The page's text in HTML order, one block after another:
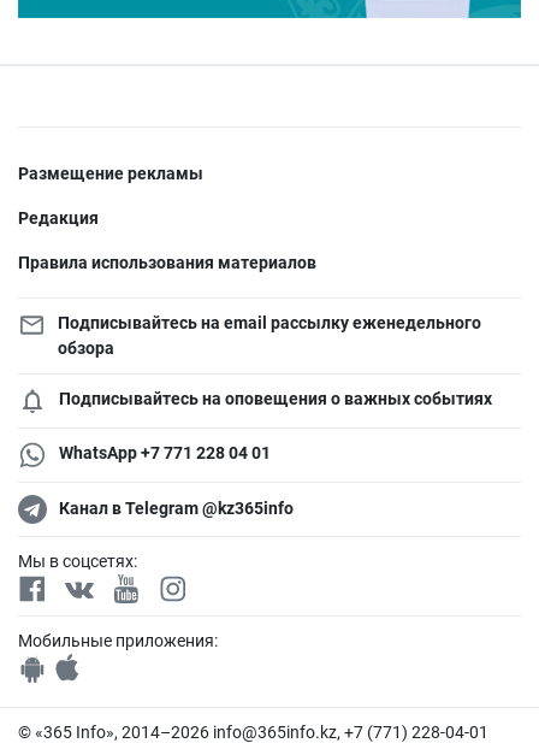
Размещение рекламы
Редакция
Правила использования материалов
Подписывайтесь на email рассылку еженедельного
обзора
Подписывайтесь на оповещения о важных событиях
WhatsApp +7 771 228 04 01
Канал в Telegram @kz365info
Мы в соцсетях:
Мобильные приложения:
© «365 Info», 2014–2026 info@365info.kz, +7 (771) 228-04-01